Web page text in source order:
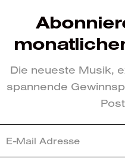
Die neueste Musik,
spannende